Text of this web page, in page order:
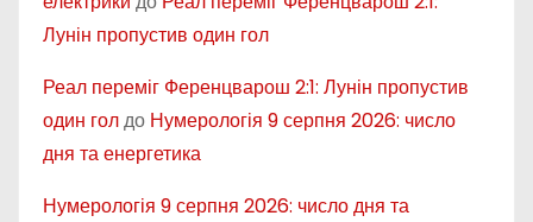
Лунін пропустив один гол
Реал переміг Ференцварош 2:1: Лунін пропустив
один голдо Нумерологія 9 серпня 2026: число
дня та енергетика
Нумерологія 9 серпня 2026: число дня та